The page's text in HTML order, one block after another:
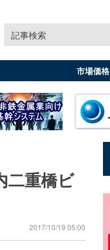
記事検索
市場価格
二重橋ビ
2017/10/19 05:00